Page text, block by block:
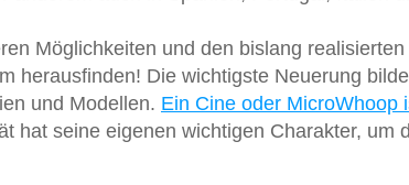
Möglichkeiten und den bislang
herausfinden! Die wichtigste Neuerung
und Modellen. Ein Cine oder MicroWhoop
hat seine eigenen wichtigen Charakter, um